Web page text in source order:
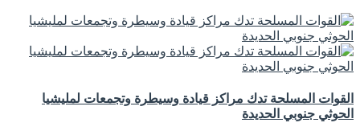
القوات المسلحة تدك مراكز قيادة وسيطرة وتجمعات لمليشيا
الحوثي جنوبي الحديدة